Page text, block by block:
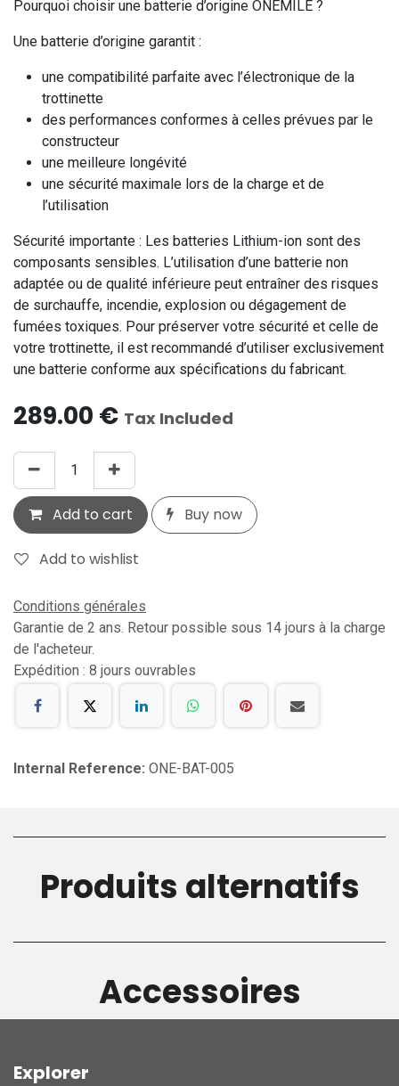
Pourquoi choisir une batterie d’origine ONEMILE ?
Une batterie d’origine garantit :
une compatibilité parfaite avec l’électronique de la
trottinette
des performances conformes à celles prévues par le
constructeur
une meilleure longévité
une sécurité maximale lors de la charge et de
l’utilisation
Sécurité importante : Les batteries Lithium-ion sont des
composants sensibles. L’utilisation d’une batterie non
adaptée ou de qualité inférieure peut entraîner des risques
de surchauffe, incendie, explosion ou dégagement de
fumées toxiques. Pour préserver votre sécurité et celle de
votre trottinette, il est recommandé d’utiliser exclusivement
une batterie conforme aux spécifications du fabricant.
289.00 € Tax Included
Add to cart Buy now
Add to wishlist
Conditions générales
Garantie de 2 ans. Retour possible sous 14 jours à la charge
de l'acheteur.
Expédition : 8 jours ouvrables
Internal Reference: ONE-BAT-005
Produits alternatifs
Accessoires
Explorer